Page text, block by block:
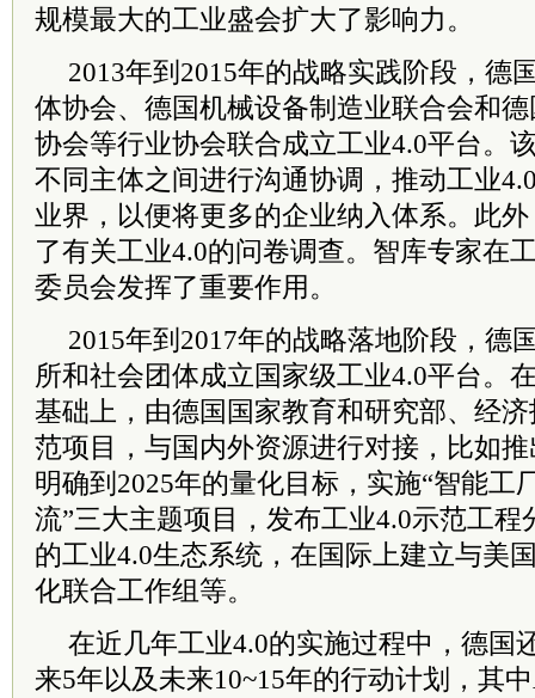
规模最大的工业盛会扩大了影响力。
2013年到2015年的战略实践阶段，德
体协会、德国机械设备制造业联合会和
协会等行业协会联合成立工业4.0平台。
不同主体之间进行沟通协调，推动工业
业界，以便将更多的企业纳入体系。此
了有关工业4.0的问卷调查。智库专家在
委员会发挥了重要作用。
2015年到2017年的战略落地阶段，德
所和社会团体成立国家级工业4.0平台。
基础上，由德国国家教育和研究部、经
范项目，与国内外资源进行对接，比如
明确到2025年的量化目标，实施“智能工
流”三大主题项目，发布工业4.0示范工
的工业4.0生态系统，在国际上建立与美
化联合工作组等。
在近几年工业4.0的实施过程中，德国
来5年以及未来10~15年的行动计划，其